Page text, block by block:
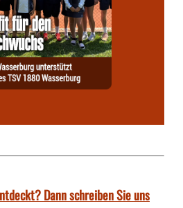
Dann schreiben Sie uns